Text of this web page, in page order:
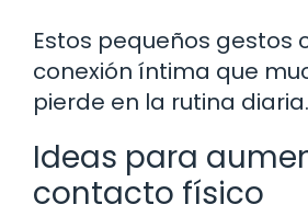
Estos pequeños gestos
conexión íntima que
pierde en la rutina diaria.
Ideas para
contacto físico